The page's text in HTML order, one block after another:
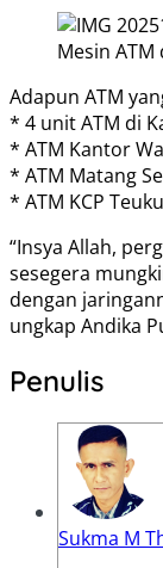
Mesin
Adapun ATM
* 4 unit ATM di
* ATM Kantor
* ATM Matang
* ATM KCP
“Insya Allah,
sesegera
dengan
ungkap Andika
Penulis
Sukma M